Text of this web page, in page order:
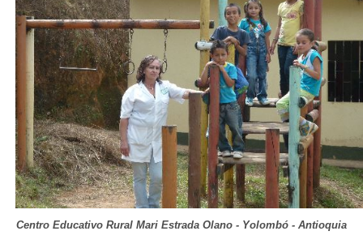
Centro Educativo Rural Mari Estrada Olano - Yolombó - Antioquia